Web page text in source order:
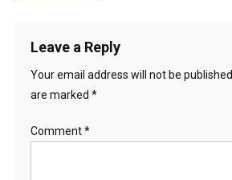
Leave a Reply
Your email address will not be published.
are marked *
Comment*